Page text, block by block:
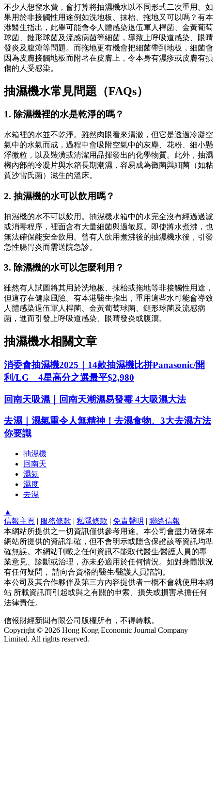
不少人想慳水費，會打算將抽濕機水以不同形式二次重用。如
果用於非接觸性用途例如洗地板、抹枱、拖地又可以嗎？有本
港醫生指出，此舉可能會令人體感染退伍軍人桿菌、金黃葡萄
球菌、鏈形球菌及流感病菌等細菌，導致上呼吸道感染、眼晴
發炎及腹瀉等問題。而拖地更有機會把細菌帶到地板，細菌會
因為皮膚接觸地板而附著在皮膚上，令本身有濕疹或皮膚有損
傷的人受感染。
抽濕機水常見問題（FAQs）
1. 除濕機裡的水是乾淨的嗎？
水箱裡的水並不乾淨。雖然肉眼看來清澈，但它是透過冷凝空
氣中的水氣而成，過程中會吸附空氣中的灰塵、花粉、細小懸
浮微粒，以及裝潢或清潔用品揮發出的化學物質。此外，抽濕
機內部的冷凝片與水箱長期潮濕，容易成為黴菌與細菌（如粘
質沙雷氏菌）滋生的溫床。
2. 抽濕機的水可以飲用嗎？
抽濕機的水不可以飲用。抽濕機水箱中的水完全沒有經過過濾
或消毒程序，裡面含有大量細菌與過敏原。即使將水煮沸，也
無法確保能安全飲用。曾有人飲用煮沸後的抽濕機水後，引發
急性腸胃炎而需送院急診。
3. 除濕機的水可以怎麼利用？
雖然有人試圖將其用於洗地板、抹枱或拖地等非接觸性用途，
但這存在健康風險。有本港醫生指出，重用這些水可能會導致
人體感染退伍軍人桿菌、金黃葡萄球菌、鏈形球菌及流感病
菌，進而引發上呼吸道感染、眼晴發炎或腹瀉。
抽濕機水相關文章
消委會抽濕機2025｜14款抽濕機比拼Panasonic/開
利/LG 4星高分之選最平$2,980
回南天吸濕｜回南天潮濕易發霉 4大吸濕大法
去濕｜濕氣重令人無精神！去濕食物、3大去濕方法
你要識
抽濕機
回南天
濕氣
濕度
去濕
▲
信報主頁 | 服務條款 | 私隱條款 | 免責聲明 | 聯絡信報
本網站所提供之一切資訊僅供參考用途。本公司會盡力確保本
網站所提供的資訊準確，但不會明示或隱含保證該等資訊均準
確無誤。本網站刊載之任何資訊不能取代醫生∕醫護人員的專
業意見、診斷或治理，亦未必適用於任何情況。如對身體狀況
有任何疑問， 請向合資格的醫生∕醫護人員諮詢。
本公司及其合作夥伴及第三方內容提供者一概不會就使用本網
站 所載資訊而引起或與之有關的申索、損失或損害承擔任何
法律責任。
信報財經新聞有限公司版權所有，不得轉載。
Copyright © 2026 Hong Kong Economic Journal Company
Limited. All rights reserved.